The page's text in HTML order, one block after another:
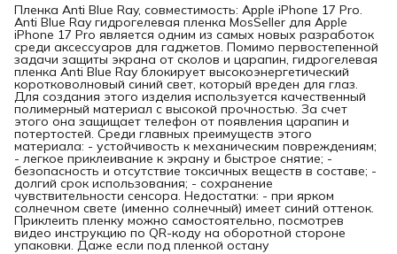
Пленка Anti Blue Ray, совместимость: Apple iPhone 17 Pro.
Anti Blue Ray гидрогелевая пленка MosSeller для Apple
iPhone 17 Pro является одним из самых новых разработок
среди аксессуаров для гаджетов. Помимо первостепенной
задачи защиты экрана от сколов и царапин, гидрогелевая
пленка Anti Blue Ray блокирует высокоэнергетический
коротковолновый синий свет, который вреден для глаз.
Для создания этого изделия используется качественный
полимерный материал с высокой прочностью. За счет
этого она защищает телефон от появления царапин и
потертостей. Среди главных преимуществ этого
материала: - устойчивость к механическим повреждениям;
- легкое приклеивание к экрану и быстрое снятие; -
безопасность и отсутствие токсичных веществ в составе; -
долгий срок использования; - сохранение
чувствительности сенсора. Недостатки: - при ярком
солнечном свете (именно солнечный) имеет синий оттенок.
Приклеить пленку можно самостоятельно, посмотрев
видео инструкцию по QR-коду на оборотной стороне
упаковки. Даже если под пленкой остану